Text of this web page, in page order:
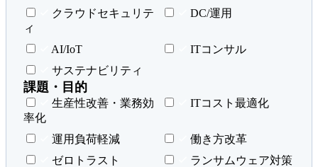
クラウドセキュリテ
ィ
DC/運用
AI/IoT
ITコンサル
サステナビリティ
課題・目的
生産性改善・業務効
率化
ITコスト最適化
運用負荷軽減
働き方改革
ゼロトラスト
ランサムウェア対策